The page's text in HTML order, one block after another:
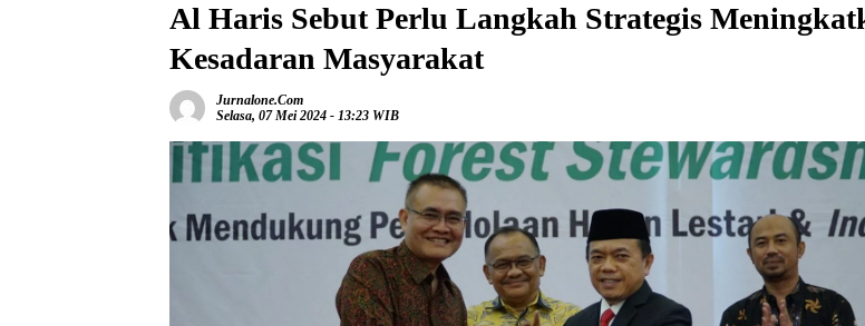
Al Haris Sebut Perlu Langkah Strategis
Kesadaran Masyarakat
Jurnalone.com
Selasa, 07 Mei 2024 - 13:23 WIB